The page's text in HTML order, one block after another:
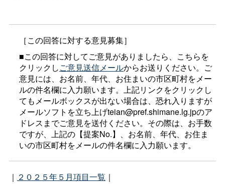
［この回答に対する意見募集］
■この回答に対してご意見がありましたら、こちらを
クリックしご意見送信メールからお送りください。ご
意見には、お名前、年代、お住まいの市区町村をメー
ルの件名欄に入力願います。上記リンクをクリックし
てもメールボックスが出ない場合は、恐れ入りますが
メールソフトを立ち上げteian@pref.shimane.lg.jpのア
ドレスまでご意見を送付ください。その際は、お手数
ですが、上記の【提案No.】、お名前、年代、お住ま
いの市区町村をメールの件名欄に入力願います。
｜ ２０２５年５月項目一覧 ｜